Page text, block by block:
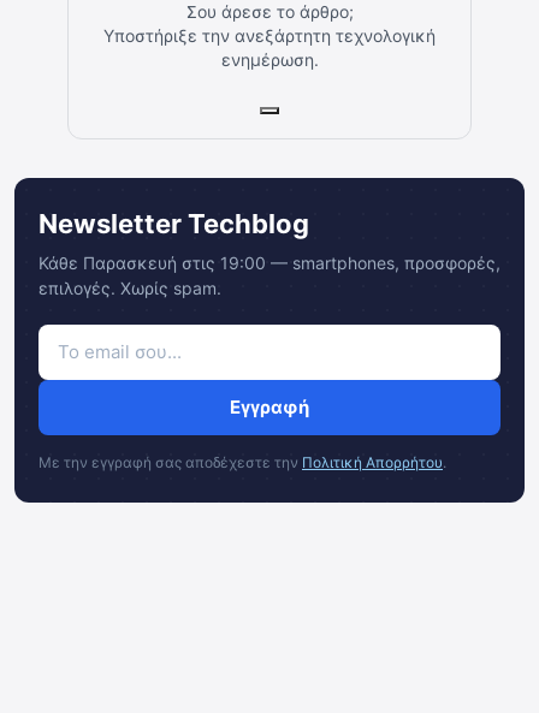
Σου άρεσε το άρθρο;
Υποστήριξε την ανεξάρτητη τεχνολογική
ενημέρωση.
Newsletter Techblog
Κάθε Παρασκευή στις 19:00 — smartphones, προσφορές,
επιλογές. Χωρίς spam.
Εγγραφή
Με την εγγραφή σας αποδέχεστε την Πολιτική Απορρήτου.